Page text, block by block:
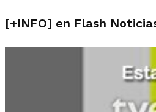
[+INFO] en Flash